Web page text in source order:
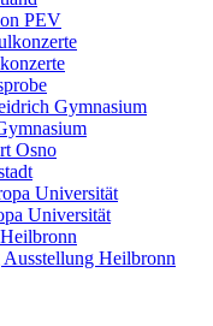
PEV
Gymnasium
Osno
Universität
Universität
Ausstellung Heilbronn